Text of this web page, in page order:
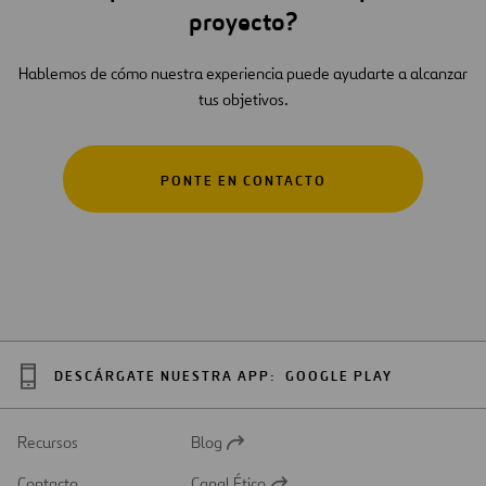
proyecto?
Hablemos de cómo nuestra experiencia puede ayudarte a alcanzar
tus objetivos.
PONTE EN CONTACTO
DESCÁRGATE NUESTRA APP: GOOGLE PLAY
Recursos
Abrir
Blog